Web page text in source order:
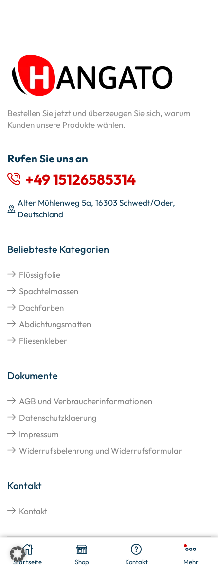
€28,50 In Den Warenkorb
Startseite Shop Kontakt Mehr
Bestellen Sie jetzt und überzeugen Sie sich, warum
Kunden unsere Produkte wählen.
Rufen Sie uns an
+49 15126585314
Alter Mühlenweg 5a, 16303 Schwedt/Oder,
Deutschland
Beliebteste Kategorien
Flüssigfolie
Spachtelmassen
Dachfarben
Abdichtungsmatten
Fliesenkleber
Dokumente
AGB und Verbraucherinformationen
Datenschutzklaerung
Impressum
Widerrufsbelehrung und Widerrufsformular
Kontakt
Kontakt
Copyright © 2026 Hangato GmbH